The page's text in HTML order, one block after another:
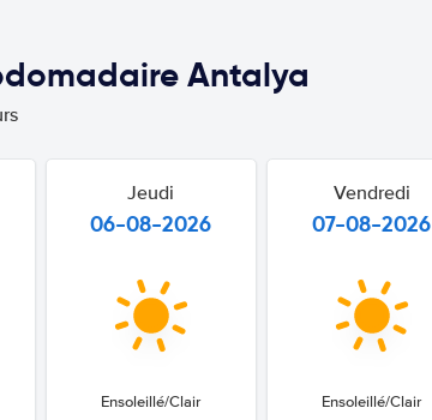
Antalya
Jeudi
06-08-2026
Ensoleillé/Clair
Vendredi
07-08-2026
Ensoleillé/Clair